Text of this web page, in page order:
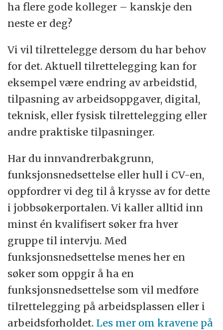
ha flere gode kolleger – kanskje den
neste er deg?
Vi vil tilrettelegge dersom du har behov
for det. Aktuell tilrettelegging kan for
eksempel være endring av arbeidstid,
tilpasning av arbeidsoppgaver, digital,
teknisk, eller fysisk tilrettelegging eller
andre praktiske tilpasninger.
Har du innvandrerbakgrunn,
funksjonsnedsettelse eller hull i CV-en,
oppfordrer vi deg til å krysse av for dette
i jobbsøkerportalen. Vi kaller alltid inn
minst én kvalifisert søker fra hver
gruppe til intervju. Med
funksjonsnedsettelse menes her en
søker som oppgir å ha en
funksjonsnedsettelse som vil medføre
tilrettelegging på arbeidsplassen eller i
arbeidsforholdet. Les mer om kravene på